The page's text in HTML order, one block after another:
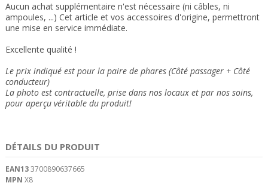
Aucun achat supplémentaire n'est nécessaire (ni câbles, ni
ampoules, ...) Cet article et vos accessoires d'origine, permettront
une mise en service immédiate.
Excellente qualité !
Le prix indiqué est pour la paire de phares (Côté passager + Côté
conducteur)
La photo est contractuelle, prise dans nos locaux et par nos soins,
pour aperçu véritable du produit!
DÉTAILS DU PRODUIT
EAN133700890637665
MPN X8